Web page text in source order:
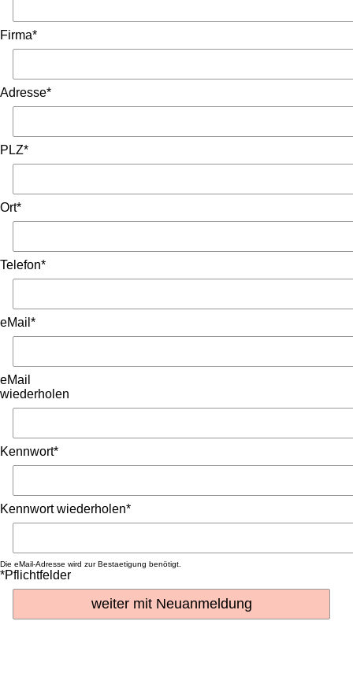
Firma*
Adresse*
PLZ*
Ort*
Telefon*
eMail*
eMail
wiederholen
Kennwort*
Kennwort wiederholen*
Die eMail-Adresse wird zur Bestaetigung benötigt.
*Pflichtfelder